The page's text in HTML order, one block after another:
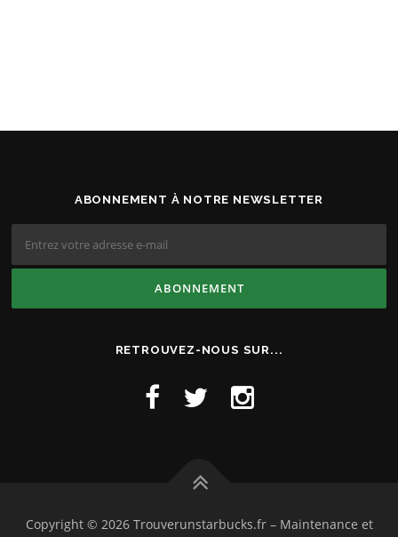
ABONNEMENT À NOTRE NEWSLETTER
RETROUVEZ-NOUS SUR...
Copyright © 2026 Trouverunstarbucks.fr – Maintenance et